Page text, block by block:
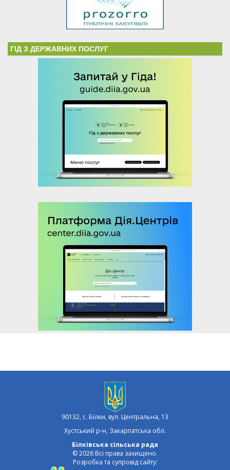
ГІД З ДЕРЖАВНИХ ПОСЛУГ
90132, с. Білки, вул. Центральна, 13
Хустський р-н, Закарпатська обл.
Білківська сільська рада
© 2026 Всі права захищено.
Розробка та супровід сайту: